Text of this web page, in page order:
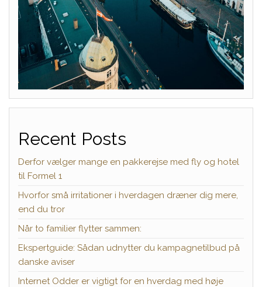
Recent Posts
Derfor vælger mange en pakkerejse med fly og hotel
til Formel 1
Hvorfor små irritationer i hverdagen dræner dig mere,
end du tror
Når to familier flytter sammen:
Ekspertguide: Sådan udnytter du kampagnetilbud på
danske aviser
Internet Odder er vigtigt for en hverdag med høje